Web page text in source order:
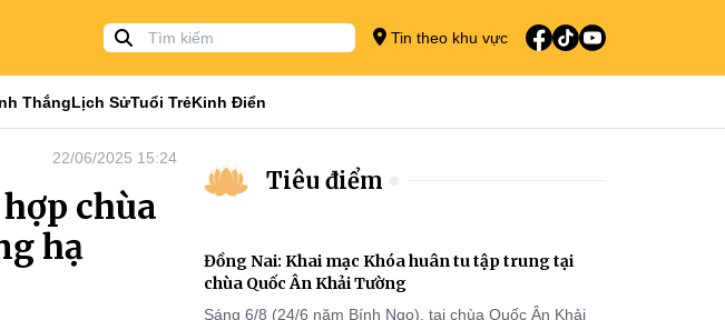
Tin theo khu vực
ThắngLịch SửTuổi TrẻKinh Điển
22/06/2025 15:24
chùa
hạ
Tiêu điểm
Đồng Nai: Khai mạc Khóa huân tu tập trung tại
chùa Quốc Ân Khải Tường
Sáng 6/8 (24/6 năm Bính Ngọ), tại chùa Quốc Ân Khải